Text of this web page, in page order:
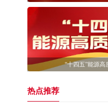
“十四五”能源高
热点推荐